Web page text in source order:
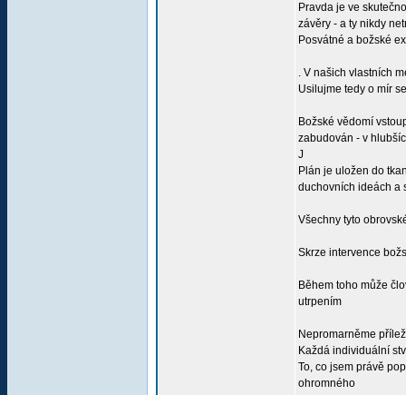
Pravda je ve
závěry - a ty nikdy
Posvátné a božské
. V našich vlastních
Usilujme tedy o mír
Božské vědomí
zabudován - v
J
Plán je uložen do
duchovních ideách a
Všechny tyto
Skrze intervence
Během toho může
utrpením
Nepromarněme
Každá individuální
To, co jsem právě
ohromného